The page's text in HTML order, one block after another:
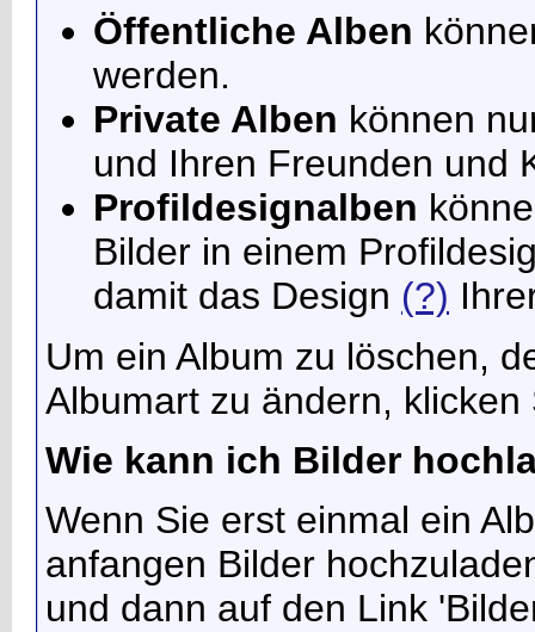
Öffentliche Alben
werden.
Private Alben können
und Ihren Freunden und
Profildesignalben
Bilder in einem
damit das Design (?)
Um ein Album zu löschen,
Albumart zu ändern,
Wie kann ich Bilder
Wenn Sie erst einmal ein
anfangen Bilder
und dann auf den Link